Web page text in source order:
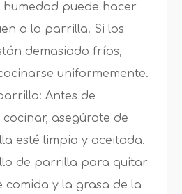
humedad puede hacer
a la parrilla. Si los
demasiado fríos,
uniformemente.
Antes de
asegúrate de
esté limpia y aceitada.
de parrilla para quitar
comida y la grasa de la